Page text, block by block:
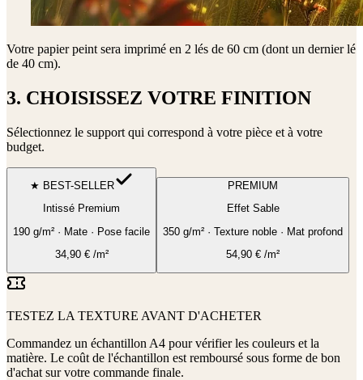
Votre papier peint sera imprimé en 2 lés de 60 cm (dont un dernier lé
de 40 cm).
3. CHOISISSEZ VOTRE FINITION
Sélectionnez le support qui correspond à votre pièce et à votre
budget.
★ BEST-SELLER
Intissé Premium
190 g/m² · Mate · Pose facile
34,90€/m²
PREMIUM
Effet Sable
350 g/m² · Texture noble · Mat profond
54,90 € /m²
TESTEZ LA TEXTURE AVANT D'ACHETER
Commandez un échantillon A4 pour vérifier les couleurs et la
matière. Le coût de l'échantillon est remboursé sous forme de bon
d'achat sur votre commande finale.